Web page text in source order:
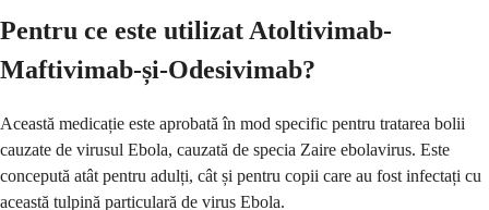
Pentru ce este utilizat Atoltivimab-
Maftivimab-și-Odesivimab?
Această medicație este aprobată în mod specific pentru tratarea bolii
cauzate de virusul Ebola, cauzată de specia Zaire ebolavirus. Este
concepută atât pentru adulți, cât și pentru copii care au fost infectați cu
această tulpină particulară de virus Ebola.